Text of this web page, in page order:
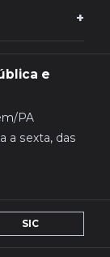
e
PA
a sexta, das
SIC